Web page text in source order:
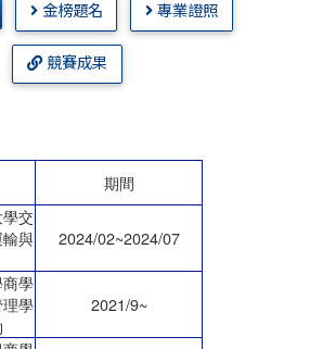
金榜題名 專業證照
競賽成果
期間
交
與
2024/02~2024/07
學
學
2021/9~